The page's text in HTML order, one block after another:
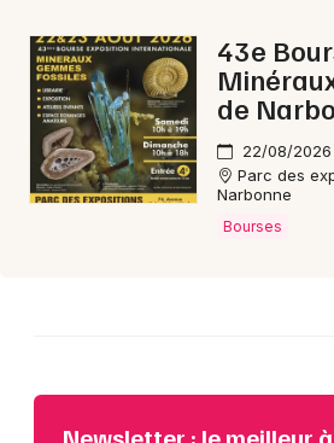
11 - Aude
Choisir mes départements
Mon email
43e
de
22/08/
Parc des
Narbonne
Bourses